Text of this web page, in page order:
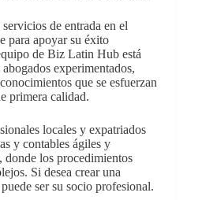
de entrada en el
para apoyar su éxito
de Biz Latin Hub está
experimentados,
que se esfuerzan
primera calidad.
locales y expatriados
y contables ágiles y
donde los procedimientos
Si desea crear una
ser su socio profesional.